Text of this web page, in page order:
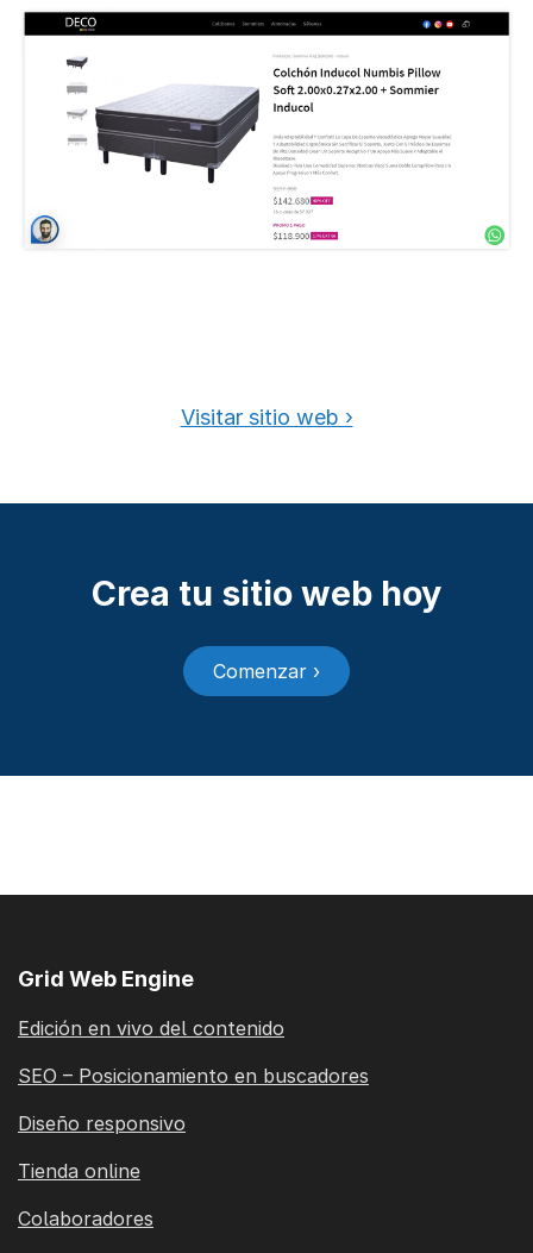
Visitar sitio web ›
Crea tu sitio web hoy
Comenzar ›
Grid Web Engine
Edición en vivo del contenido
SEO – Posicionamiento en buscadores
Diseño responsivo
Tienda online
Colaboradores